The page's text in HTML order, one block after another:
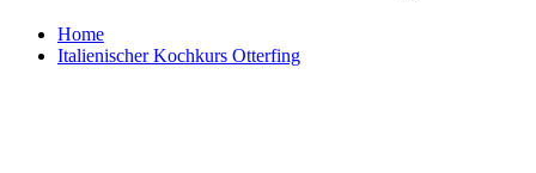
Home
Italienischer Kochkurs Otterfing